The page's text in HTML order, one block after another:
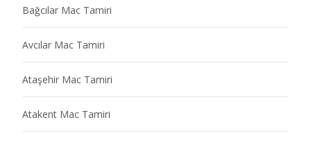
Bağcılar Mac Tamiri
Avcılar Mac Tamiri
Ataşehir Mac Tamiri
Atakent Mac Tamiri